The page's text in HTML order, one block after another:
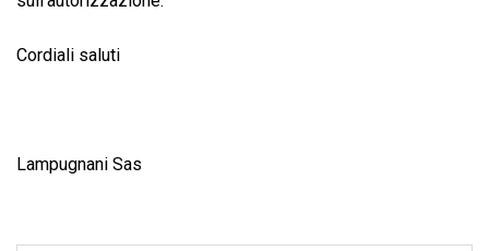
Cordiali saluti
Lampugnani Sas